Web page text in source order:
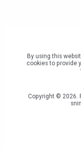
By using this
cookies to provide
Copyright © 2026.